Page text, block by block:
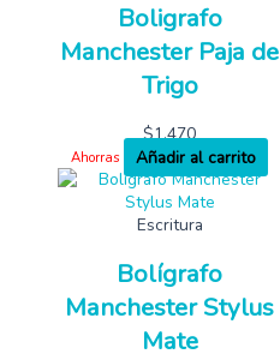
Boligrafo
Manchester Paja de
Trigo
$1,470
Ahorras Añadir al carrito
Escritura
Bolígrafo
Manchester Stylus
Mate